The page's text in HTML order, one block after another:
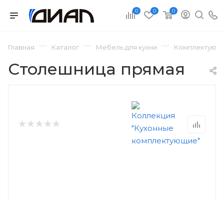
0 0 0
Главная — Каталог — Мебель для кухни —
Столешница прямая